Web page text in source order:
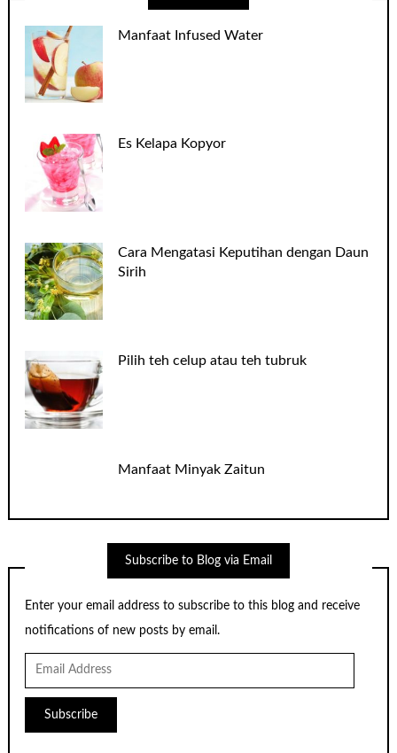
Manfaat Infused Water
Es Kelapa Kopyor
Cara Mengatasi Keputihan dengan Daun
Sirih
Pilih teh celup atau teh tubruk
Manfaat Minyak Zaitun
Subscribe to Blog via Email
Enter your email address to subscribe to this blog and receive
notifications of new posts by email.
Email
Address